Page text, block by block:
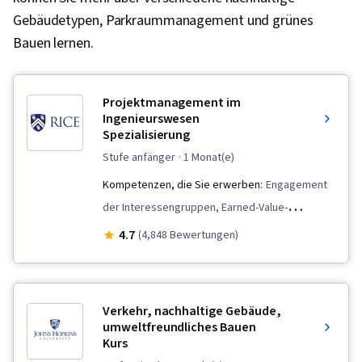
Gebäudetypen, Parkraummanagement und grünes
Bauen lernen.
Projektmanagement im
Ingenieurswesen
Spezialisierung
stufe anfänger · 1 Monat(e)
Kompetenzen, die Sie erwerben: Engagement
der Interessengruppen, Earned-Value-
Management, Kostenmanagement, Schätzung
Stakeholder-Management, Projekt-Scoping,
Projektleitung, Teamleitung, Projektzeitpläne,
4.7 (4,848 Bewertungen)
Verkehr, nachhaltige Gebäude,
umweltfreundliches Bauen
Kurs